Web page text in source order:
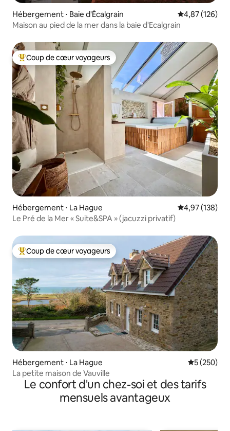
Hébergement ⋅ Baie d'Écalgrain Évaluation
4,87 (126)
Maison au pied de la mer dans la baie d'Ecalgrain
Coups de cœur voyageurs les plus appréciés
Coup de cœur voyageurs
Hébergement ⋅ La Hague Évaluation
4,97 (138)
Le Pré de la Mer « Suite&SPA » (jacuzzi privatif)
Coups de cœur voyageurs les plus appréciés
Coup de cœur voyageurs
Hébergement ⋅ La Hague Évaluation
5 (250)
La petite maison de Vauville
Le confort d'un chez-soi et des tarifs
mensuels avantageux